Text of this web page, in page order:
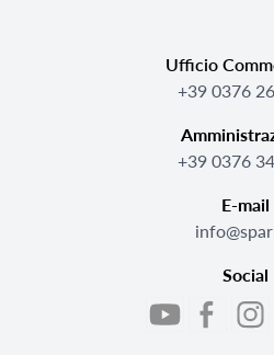
Ufficio
+39 0376
+39 0376
E-mail
Social